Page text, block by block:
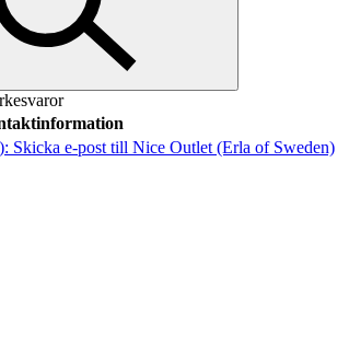
Skicka e-post till Nice Outlet (Erla of Sweden)